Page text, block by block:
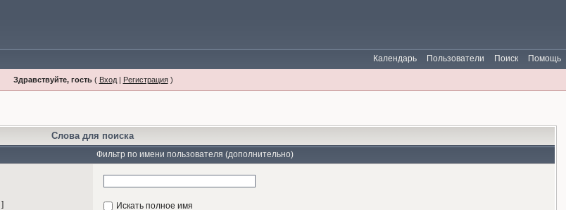
Помощь
Поиск
Пользователи
Календарь
Здравствуйте, гость( Вход| Регистрация)
Слова для поиска
Фильтр по имени пользователя (дополнительно)
] Искать полное имя